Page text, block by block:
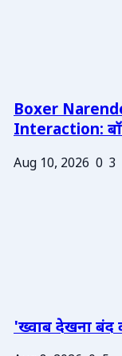
Boxer
Interaction:
Aug 10, 2026 0 3
'ख्वाब देखना बंद